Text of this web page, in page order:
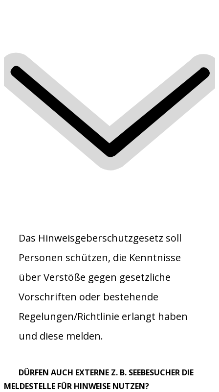
Das Hinweisgeberschutzgesetz soll
Personen schützen, die Kenntnisse
über Verstöße gegen gesetzliche
Vorschriften oder bestehende
Regelungen/Richtlinie erlangt haben
und diese melden.
DÜRFEN AUCH EXTERNE Z. B. SEEBESUCHER DIE
MELDESTELLE FÜR HINWEISE NUTZEN?